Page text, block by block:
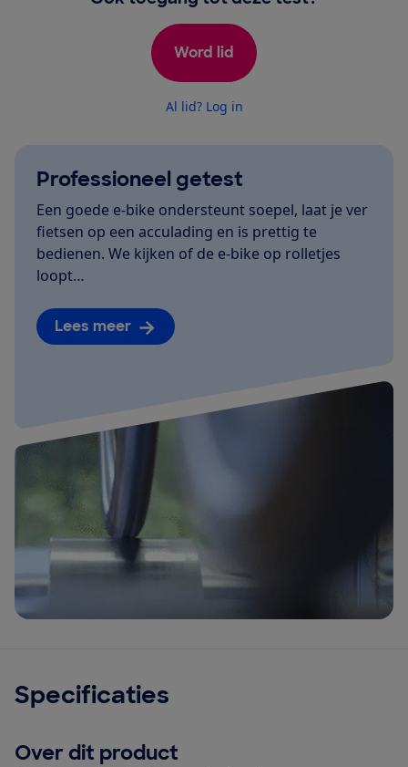
Word lid
Al lid? Log in
Professioneel getest
Een goede e-bike ondersteunt soepel, laat je ver
fietsen op een acculading en is prettig te
bedienen. We kijken of de e-bike op rolletjes
loopt…
Lees meer
Specificaties
Over dit product